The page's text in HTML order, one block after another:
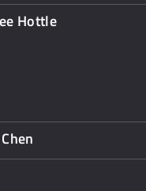
Hottle